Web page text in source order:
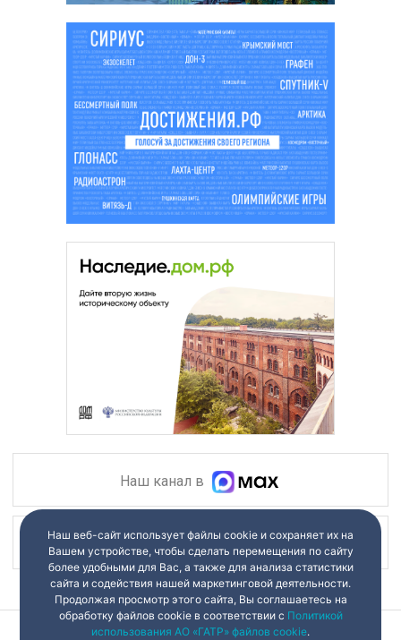
Наш канал в
Наш канал в
Наш веб-сайт использует файлы cookie и сохраняет их на
Вашем устройстве, чтобы сделать перемещения по сайту
более удобными для Вас, а также для анализа статистики
сайта и содействия нашей маркетинговой деятельности.
Продолжая просмотр этого сайта, Вы соглашаетесь на
обработку файлов cookie в соответствии с Политикой
использования АО «ГАТР» файлов cookie.